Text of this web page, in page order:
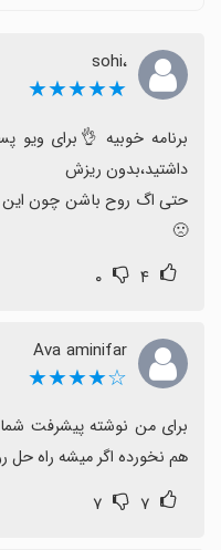
توضیحاتی درباره
در کل با وجود
کاربران حس می‌کنند
ارزش نصب دارد.
،sohi
★★★★★
حتی اگ روح باشن چون این
🙁
۴ ۰
Ava aminifar
☆★★★★
هم نخورده اگر میشه راه حل
۷ ۷